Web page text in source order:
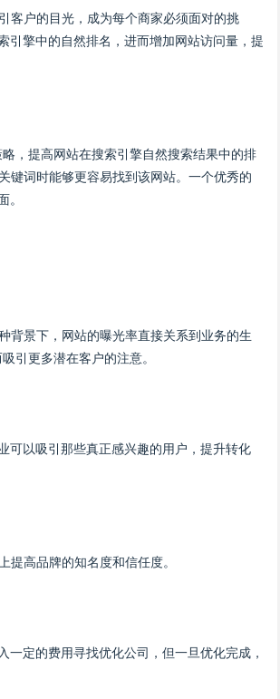
客户的目光，成为每个商家必须面对的挑
引擎中的自然排名，进而增加网站访问量，提
，提高网站在搜索引擎自然搜索结果中的排
键词时能够更容易找到该网站。一个优秀的
。
背景下，网站的曝光率直接关系到业务的生
引更多潜在客户的注意。
可以吸引那些真正感兴趣的用户，提升转化
提高品牌的知名度和信任度。
定的费用寻找优化公司，但一旦优化完成，
天堂与资源宝库